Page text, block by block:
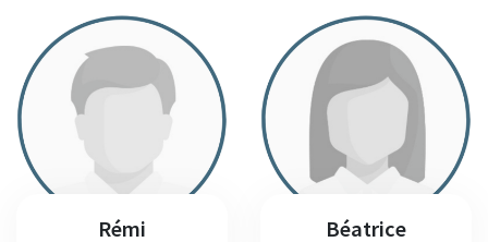
Rémi Béatrice